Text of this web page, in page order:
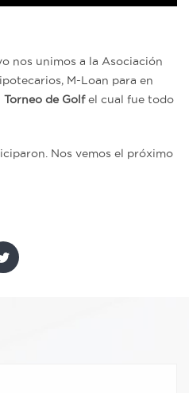
nos unimos a la Asociación
M-Loan para en
Torneo de Golf el cual fue todo
Nos vemos el próximo